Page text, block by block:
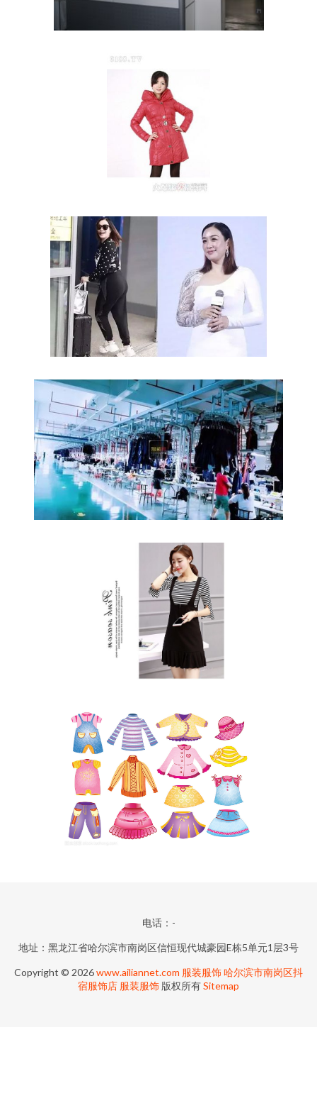
电话：-
地址：黑龙江省哈尔滨市南岗区信恒现代城豪园E栋5单元1层3号
Copyright © 2026www.ailiannet.com 服装服饰哈尔滨市南岗区抖
宿服饰店 服装服饰 版权所有Sitemap